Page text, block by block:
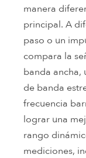
manera
principal. A
paso o un
compara la
banda ancha,
de banda
frecuencia
lograr una
rango
mediciones,